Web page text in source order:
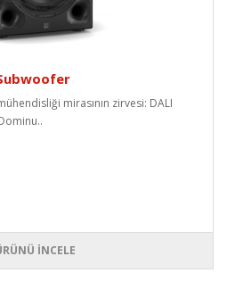
mirasının zirvesi: DALI
İNCELE